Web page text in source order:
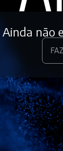
Ainda não